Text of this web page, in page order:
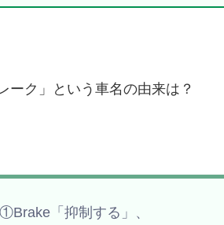
ーク」という車名の由来は？
「抑制する」、